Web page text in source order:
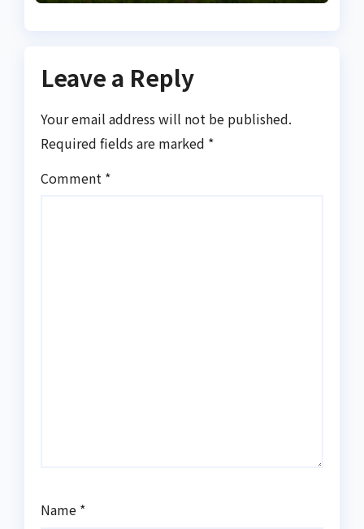
запалення
Leave a Reply
Your email address will not be published.
Required fields are marked *
Comment *
Name *